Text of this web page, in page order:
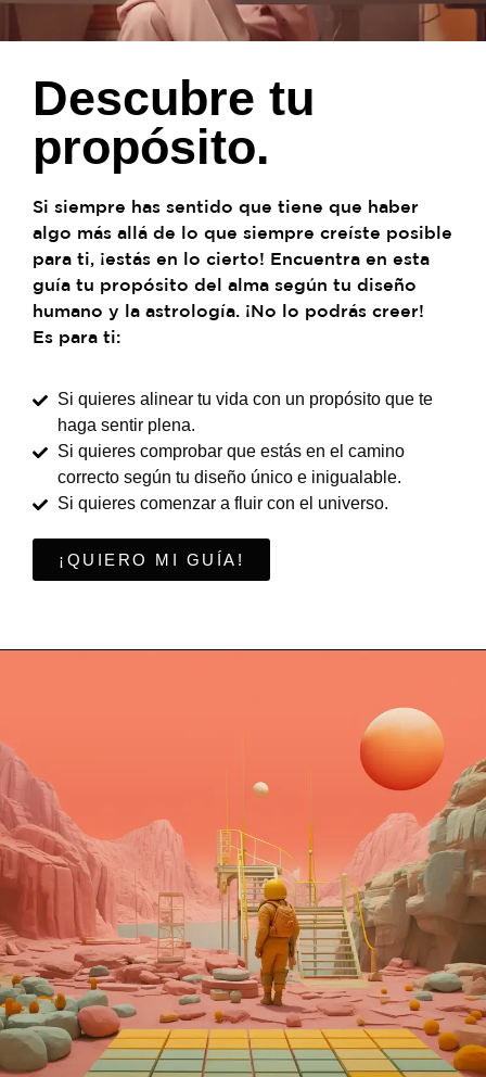
Descubre tu
propósito.
Si siempre has sentido que tiene que haber
algo más allá de lo que siempre creíste posible
para ti, ¡estás en lo cierto! Encuentra en esta
guía tu propósito del alma según tu diseño
humano y la astrología. ¡No lo podrás creer!
Es para ti:
Si quieres alinear tu vida con un propósito que te
haga sentir plena.
Si quieres comprobar que estás en el camino
correcto según tu diseño único e inigualable.
Si quieres comenzar a fluir con el universo.
¡QUIERO MI GUÍA!